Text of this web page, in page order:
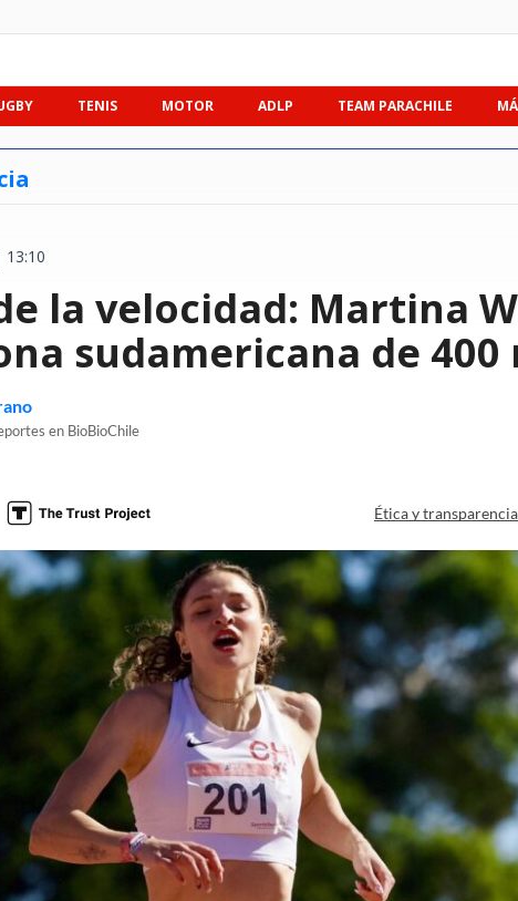
TENIS MOTOR ADLP TEAM PARACHILE
13:10
la velocidad: Martina
sudamericana de
en BioBioChile
Ética y